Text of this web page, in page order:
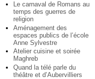
Le carnaval de Romans au
temps des guerres de
religion
Aménagement des
espaces publics de l’école
Anne Sylvestre
Atelier cuisine et soirée
Maghreb
Quand la télé parle du
théâtre et d’Aubervilliers